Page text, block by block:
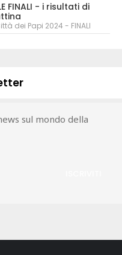
FINALI - i risultati di
dei Papi 2024 - FINALI
sul mondo della